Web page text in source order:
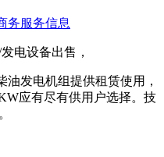
务服务信息
电设备出售，
发电机组提供租赁使用，
应有尽有供用户选择。技